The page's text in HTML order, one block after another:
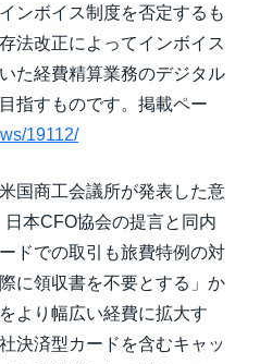
ンボイス制度を否定するも
法改正によってインボイス
た経費精算業務のデジタル
指すものです。掲載ペー
19112/
国商工会議所が発表した意
本CFO協会の提言と同内
ドでの取引も旅費特例の対
に領収書を不要とする」か
より幅広い経費に拡大す
決済型カードを含むキャッ